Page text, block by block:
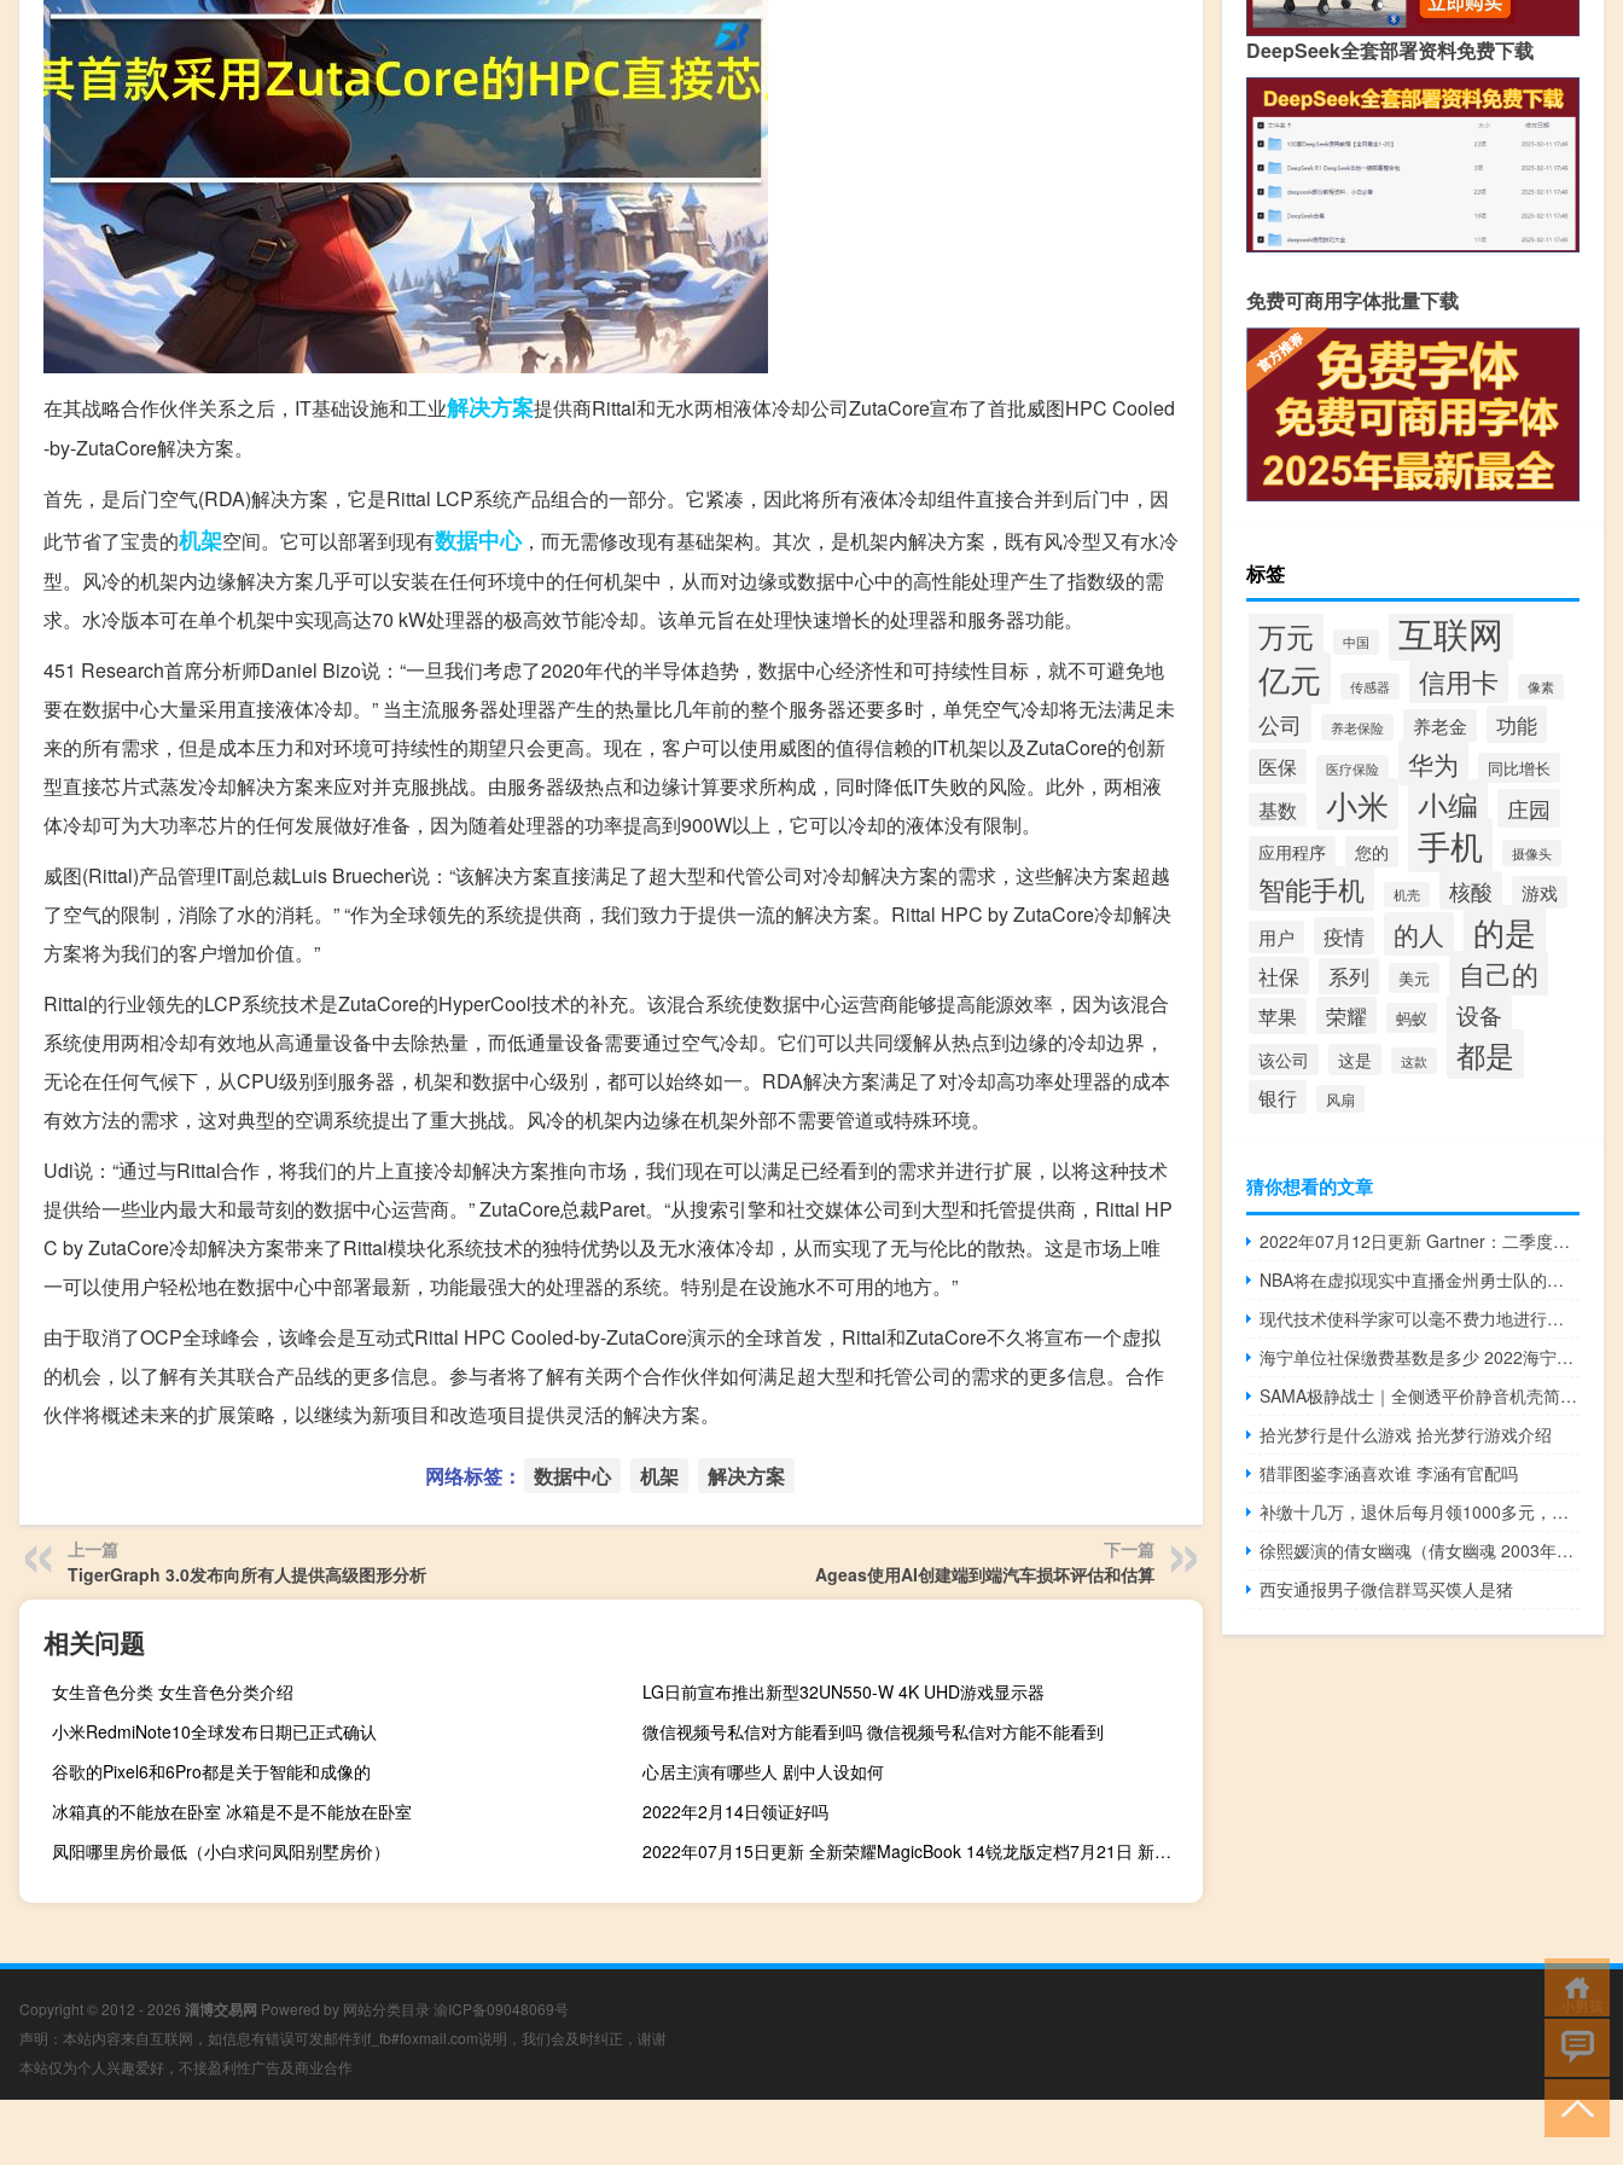
在其战略合作伙伴关系之后，IT基础设施和工业解决方案提供商Rittal和无水两相液体冷却公司ZutaCore宣布了首批威图HPC Cooled
-by-ZutaCore解决方案。
首先，是后门空气(RDA)解决方案，它是Rittal LCP系统产品组合的一部分。它紧凑，因此将所有液体冷却组件直接合并到后门中，因
此节省了宝贵的机架空间。它可以部署到现有数据中心，而无需修改现有基础架构。其次，是机架内解决方案，既有风冷型又有水冷
型。风冷的机架内边缘解决方案几乎可以安装在任何环境中的任何机架中，从而对边缘或数据中心中的高性能处理产生了指数级的需
求。水冷版本可在单个机架中实现高达70 kW处理器的极高效节能冷却。该单元旨在处理快速增长的处理器和服务器功能。
451 Research首席分析师Daniel Bizo说：“一旦我们考虑了2020年代的半导体趋势，数据中心经济性和可持续性目标，就不可避免地
要在数据中心大量采用直接液体冷却。” 当主流服务器处理器产生的热量比几年前的整个服务器还要多时，单凭空气冷却将无法满足未
来的所有需求，但是成本压力和对环境可持续性的期望只会更高。现在，客户可以使用威图的值得信赖的IT机架以及ZutaCore的创新
型直接芯片式蒸发冷却解决方案来应对并克服挑战。由服务器级热点和边缘计算要求所构成，同时降低IT失败的风险。此外，两相液
体冷却可为大功率芯片的任何发展做好准备，因为随着处理器的功率提高到900W以上，它可以冷却的液体没有限制。
威图(Rittal)产品管理IT副总裁Luis Bruecher说：“该解决方案直接满足了超大型和代管公司对冷却解决方案的需求，这些解决方案超越
了空气的限制，消除了水的消耗。” “作为全球领先的系统提供商，我们致力于提供一流的解决方案。Rittal HPC by ZutaCore冷却解决
方案将为我们的客户增加价值。”
Rittal的行业领先的LCP系统技术是ZutaCore的HyperCool技术的补充。该混合系统使数据中心运营商能够提高能源效率，因为该混合
系统使用两相冷却有效地从高通量设备中去除热量，而低通量设备需要通过空气冷却。它们可以共同缓解从热点到边缘的冷却边界，
无论在任何气候下，从CPU级别到服务器，机架和数据中心级别，都可以始终如一。RDA解决方案满足了对冷却高功率处理器的成本
有效方法的需求，这对典型的空调系统提出了重大挑战。风冷的机架内边缘在机架外部不需要管道或特殊环境。
Udi说：“通过与Rittal合作，将我们的片上直接冷却解决方案推向市场，我们现在可以满足已经看到的需求并进行扩展，以将这种技术
提供给一些业内最大和最苛刻的数据中心运营商。” ZutaCore总裁Paret。“从搜索引擎和社交媒体公司到大型和托管提供商，Rittal HP
C by ZutaCore冷却解决方案带来了Rittal模块化系统技术的独特优势以及无水液体冷却，从而实现了无与伦比的散热。这是市场上唯
一可以使用户轻松地在数据中心中部署最新，功能最强大的处理器的系统。特别是在设施水不可用的地方。”
由于取消了OCP全球峰会，该峰会是互动式Rittal HPC Cooled-by-ZutaCore演示的全球首发，Rittal和ZutaCore不久将宣布一个虚拟
的机会，以了解有关其联合产品线的更多信息。参与者将了解有关两个合作伙伴如何满足超大型和托管公司的需求的更多信息。合作
伙伴将概述未来的扩展策略，以继续为新项目和改造项目提供灵活的解决方案。
网络标签： 数据中心 机架 解决方案
上一篇
TigerGraph 3.0发布向所有人提供高级图形分析
下一篇
Ageas使用AI创建端到端汽车损坏评估和估算
相关问题
女生音色分类 女生音色分类介绍
LG日前宣布推出新型32UN550-W 4K UHD游戏显示器
小米RedmiNote10全球发布日期已正式确认
微信视频号私信对方能看到吗 微信视频号私信对方能不能看到
谷歌的Pixel6和6Pro都是关于智能和成像的
心居主演有哪些人 剧中人设如何
冰箱真的不能放在卧室 冰箱是不是不能放在卧室
2022年2月14日领证好吗
凤阳哪里房价最低（小白求问凤阳别墅房价）
2022年07月15日更新 全新荣耀MagicBook 14锐龙版定档7月21日 新品正式官宣
DeepSeek全套部署资料免费下载
免费可商用字体批量下载
标签
万元 中国 互联网
亿元 传感器 信用卡 像素
公司 养老保险 养老金 功能
医保 医疗保险 华为 同比增长
基数 小米 小编 庄园
应用程序 您的 手机 摄像头
智能手机 机壳 核酸
游戏
用户
疫情 的人 的是
社保 系列 美元 自己的
苹果 荣耀 蚂蚁 设备
该公司 这是 这款 都是
银行 风扇
猜你想看的文章
2022年07月12日更新 Gartner：二季度全球PC出货量持续下降 Mac实现正增长
NBA将在虚拟现实中直播金州勇士队的首场比赛
现代技术使科学家可以毫不费力地进行大规模实验
海宁单位社保缴费基数是多少 2022海宁社保缴费比例一览表
SAMA极静战士｜全侧透平价静音机壳简约耐看改装友善[XF]
拾光梦行是什么游戏 拾光梦行游戏介绍
猎罪图鉴李涵喜欢谁 李涵有官配吗
补缴十几万，退休后每月领1000多元，划算吗
徐熙媛演的倩女幽魂（倩女幽魂 2003年徐熙媛主演古装魔幻爱情剧）
西安通报男子微信群骂买馍人是猪
Copyright © 2012 - 2026 淄博交易网 Powered by 网站分类目录 渝ICP备09048069号
声明：本站内容来自互联网，如信息有错误可发邮件到f_fb#foxmail.com说明，我们会及时纠正，谢谢
本站仅为个人兴趣爱好，不接盈利性广告及商业合作
小男孩